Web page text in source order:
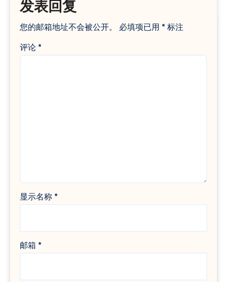
发表回复
您的邮箱地址不会被公开。 必填项已用 * 标注
评论 *
显示名称 *
邮箱 *